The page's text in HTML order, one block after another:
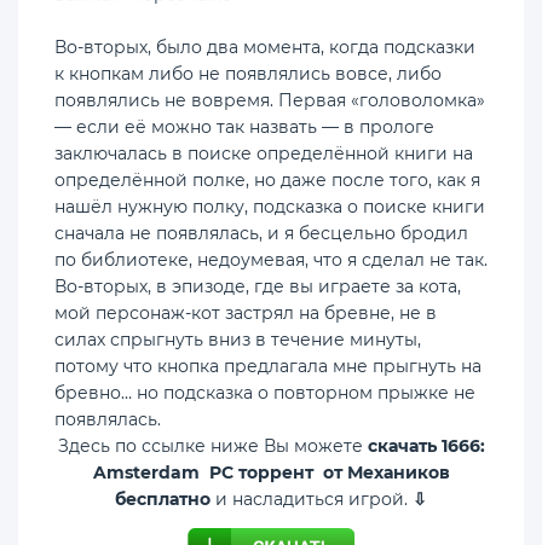
Во-вторых, было два момента, когда подсказки
к кнопкам либо не появлялись вовсе, либо
появлялись не вовремя. Первая «головоломка»
— если её можно так назвать — в прологе
заключалась в поиске определённой книги на
определённой полке, но даже после того, как я
нашёл нужную полку, подсказка о поиске книги
сначала не появлялась, и я бесцельно бродил
по библиотеке, недоумевая, что я сделал не так.
Во-вторых, в эпизоде, где вы играете за кота,
мой персонаж-кот застрял на бревне, не в
силах спрыгнуть вниз в течение минуты,
потому что кнопка предлагала мне прыгнуть на
бревно… но подсказка о повторном прыжке не
появлялась.
Здесь по ссылке ниже Вы можете скачать 1666:
Amsterdam PC торрент от Механиков
бесплатно и насладиться игрой. ⇩